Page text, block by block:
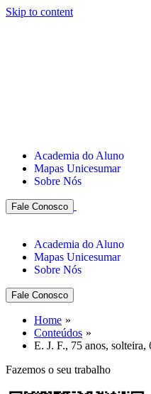
Skip to content
Academia do Aluno
Mapas Unicesumar
Sobre Nós
Fale Conosco
Academia do Aluno
Mapas Unicesumar
Sobre Nós
Fale Conosco
Home
Conteúdos
E. J. F., 75 anos,
Fazemos o seu trabalho